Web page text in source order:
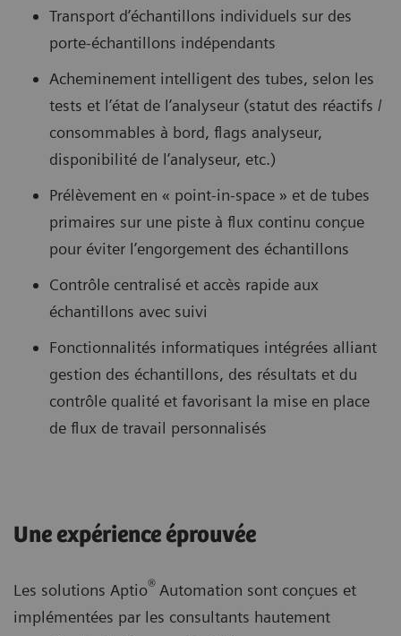
Transport d’échantillons individuels sur des
porte-échantillons indépendants
Acheminement intelligent des tubes, selon les
tests et l’état de l’analyseur (statut des réactifs /
consommables à bord, flags analyseur,
disponibilité de l’analyseur, etc.)
Prélèvement en « point-in-space » et de tubes
primaires sur une piste à flux continu conçue
pour éviter l’engorgement des échantillons
Contrôle centralisé et accès rapide aux
échantillons avec suivi
Fonctionnalités informatiques intégrées alliant
gestion des échantillons, des résultats et du
contrôle qualité et favorisant la mise en place
de flux de travail personnalisés
Une expérience éprouvée
Les solutions Aptio® Automation sont conçues et
implémentées par les consultants hautement